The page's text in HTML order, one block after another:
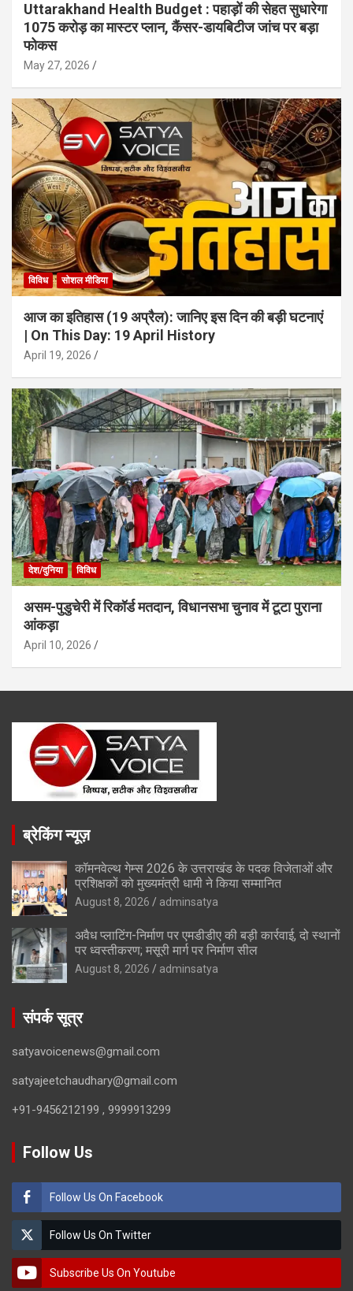
Uttarakhand Health Budget : पहाड़ों की सेहत सुधारेगा
1075 करोड़ का मास्टर प्लान, कैंसर-डायबिटीज जांच पर बड़ा
फोकस
May 27, 2026
विविध सोशल मीडिया
आज का इतिहास (19 अप्रैल): जानिए इस दिन की बड़ी घटनाएं
| On This Day: 19 April History
April 19, 2026
देश/दुनिया विविध
असम-पुडुचेरी में रिकॉर्ड मतदान, विधानसभा चुनाव में टूटा पुराना
आंकड़ा
April 10, 2026
ब्रेकिंग न्यूज़
कॉमनवेल्थ गेम्स 2026 के उत्तराखंड के पदक विजेताओं और
प्रशिक्षकों को मुख्यमंत्री धामी ने किया सम्मानित
August 8, 2026 adminsatya
अवैध प्लाटिंग-निर्माण पर एमडीडीए की बड़ी कार्रवाई, दो स्थानों
पर ध्वस्तीकरण; मसूरी मार्ग पर निर्माण सील
August 8, 2026 adminsatya
संपर्क सूत्र
satyavoicenews@gmail.com
satyajeetchaudhary@gmail.com
+91-9456212199 , 9999913299
Follow Us
Follow Us On Facebook
Follow Us On Twitter
Subscribe Us On Youtube